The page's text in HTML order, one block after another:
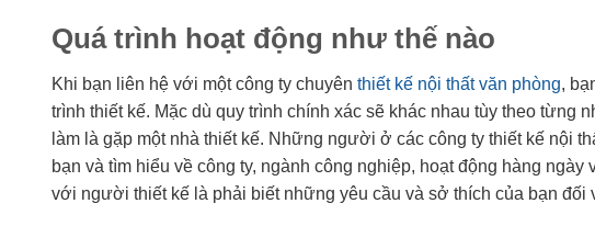
Quá trình hoạt động như thế nào
Khi bạn liên hệ với một công ty chuyên thiết kế nội thất văn phòng,
trình thiết kế. Mặc dù quy trình chính xác sẽ khác nhau tùy theo
làm là gặp một nhà thiết kế. Những người ở các công ty thiết kế nội
bạn và tìm hiểu về công ty, ngành công nghiệp, hoạt động hàng
với người thiết kế là phải biết những yêu cầu và sở thích của bạn đối